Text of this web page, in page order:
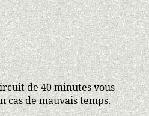
de 40 minutes vous
cas de mauvais temps.